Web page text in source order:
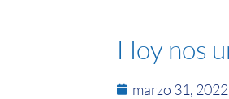
Hoy nos
marzo 31, 2022